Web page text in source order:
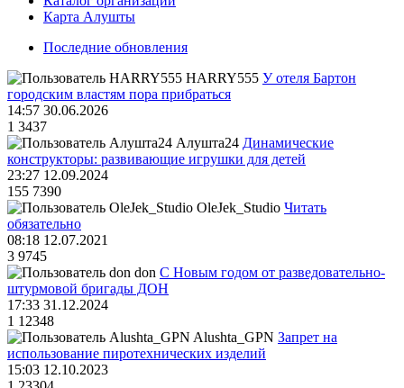
Карта Алушты
Последние обновления
HARRY555 У отеля Бартон
городским властям пора прибраться
14:57 30.06.2026
1 3437
Алушта24 Динамические
конструкторы: развивающие игрушки для детей
23:27 12.09.2024
155 7390
OleJek_Studio Читать
обязательно
08:18 12.07.2021
3 9745
don С Новым годом от разведовательно-
штурмовой бригады ДОН
17:33 31.12.2024
1 12348
Alushta_GPN Запрет на
использование пиротехнических изделий
15:03 12.10.2023